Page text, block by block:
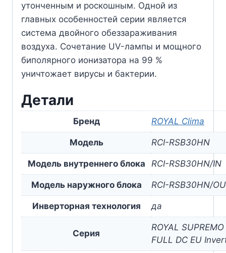
утонченным и роскошным. Одной из
главных особенностей серии является
система двойного обеззараживания
воздуха. Сочетание UV-лампы и мощного
биполярного ионизатора на 99 %
уничтожает вирусы и бактерии.
Детали
Бренд ROYAL Clima
Модель RCI-RSB30HN
Модель внутреннего блока RCI-RSB30HN/IN
Модель наружного блока RCI-RSB30HN/
Инверторная технология да
Серия
ROYAL
FULL DC EU